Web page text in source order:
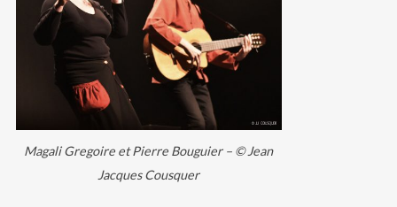
Magali Gregoire et Pierre Bouguier – © Jean
Jacques Cousquer